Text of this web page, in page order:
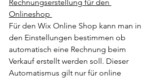
Rechnungserstellung für den
Onlineshop
Für den Wix Online Shop kann man in
den Einstellungen bestimmen ob
automatisch eine Rechnung beim
Verkauf erstellt werden soll. Dieser
Automatismus gilt nur für online